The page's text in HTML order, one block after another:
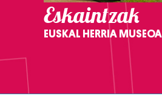
Eskaintzak
EUSKAL HERRIA MUSEOA